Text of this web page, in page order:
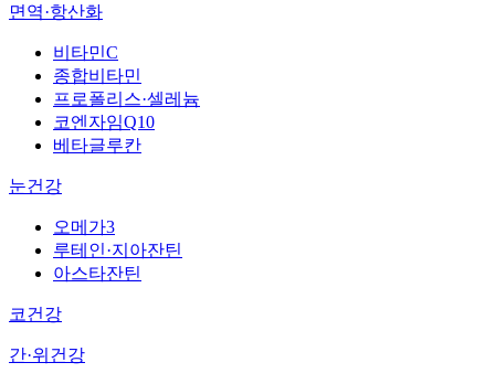
면역·항산화
비타민C
종합비타민
프로폴리스·셀레늄
코엔자임Q10
베타글루칸
눈건강
오메가3
루테인·지아잔틴
아스타잔틴
코건강
간·위건강